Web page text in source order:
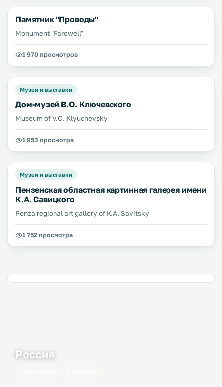
Памятник "Проводы"
Monument "Farewell"
1 970 просмотров
Музеи и выставки
Дом-музей В.О. Ключевского
Museum of V.O. Klyuchevsky
1 953 просмотра
Музеи и выставки
Пензенская областная картинная галерея имени
К.А. Савицкого
Penza regional art gallery of K.A. Savitsky
1 752 просмотра
Россия